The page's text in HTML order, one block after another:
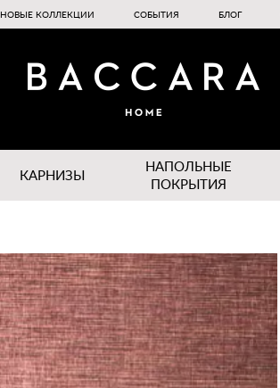
НОВЫЕ КОЛЛЕКЦИИ СОБЫТИЯ БЛОГ
КАРНИЗЫ
НАПОЛЬНЫЕ
ПОКРЫТИЯ